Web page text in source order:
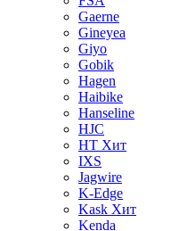
Gaerne
Gineyea
Giyo
Gobik
Hagen
Haibike
Hanseline
HJC
HT Хит
IXS
Jagwire
K-Edge
Kask Хит
Kenda